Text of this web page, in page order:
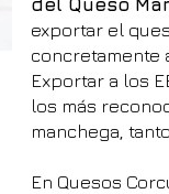
del Queso
exportar el
concretamente
Exportar a los
los más
manchega,
En Quesos